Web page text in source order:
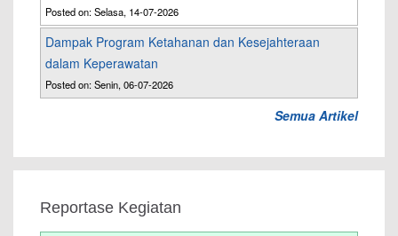
Posted on: Selasa, 14-07-2026
Dampak Program Ketahanan dan Kesejahteraan
dalam Keperawatan
Posted on: Senin, 06-07-2026
Semua Artikel
Reportase Kegiatan